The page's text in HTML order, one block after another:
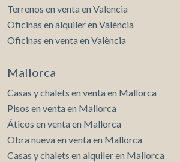
Terrenos en venta en Valencia
Oficinas en alquiler en València
Oficinas en venta en València
Mallorca
Casas y chalets en venta en Mallorca
Pisos en venta en Mallorca
Áticos en venta en Mallorca
Obra nueva en venta en Mallorca
Casas y chalets en alquiler en Mallorca